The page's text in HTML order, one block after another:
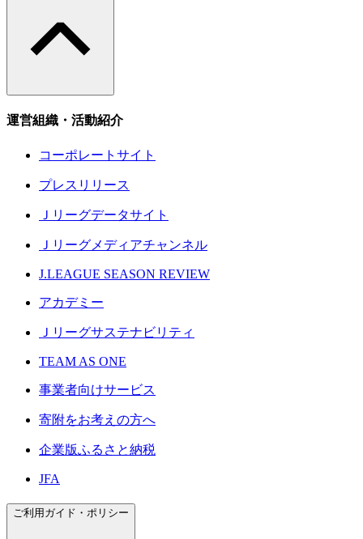
運営組織・活動紹介
コーポレートサイト
プレスリリース
Ｊリーグデータサイト
Ｊリーグメディアチャンネル
J.LEAGUE SEASON REVIEW
アカデミー
Ｊリーグサステナビリティ
TEAM AS ONE
事業者向けサービス
寄附をお考えの方へ
企業版ふるさと納税
JFA
ご利用ガイド・ポリシー